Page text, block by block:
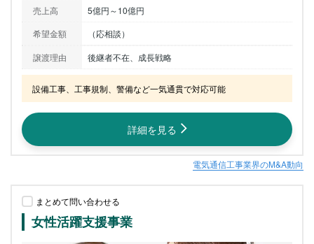
売上高
5億円～10億円
希望金額
（応相談）
譲渡理由
後継者不在、成長戦略
設備工事、工事規制、警備など一気通貫で対応可能
詳細を見る
電気通信工事業界のM&A動向
まとめて問い合わせる
女性活躍支援事業